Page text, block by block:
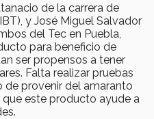
de la carrera de
y José Miguel Salvador
del Tec en Puebla,
para beneficio de
ser propensos a tener
Falta realizar pruebas
de provenir del amaranto
este producto ayude a